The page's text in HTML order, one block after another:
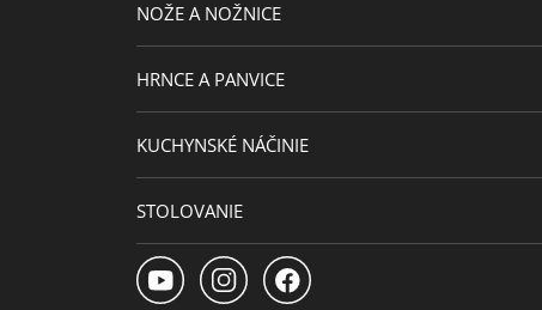
NOŽE A NOŽNICE
HRNCE A PANVICE
KUCHYNSKÉ NÁČINIE
STOLOVANIE